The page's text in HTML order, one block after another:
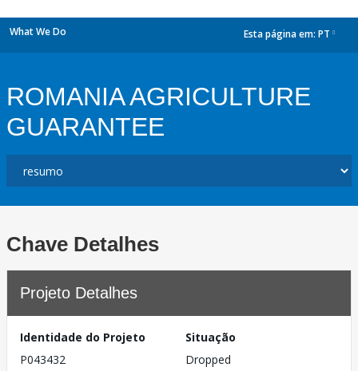
What We Do Esta página em: PT
ROMANIA AGRICULTURE
GUARANTEE
Chave Detalhes
Projeto Detalhes
Identidade do Projeto
P043432
Situação
Dropped